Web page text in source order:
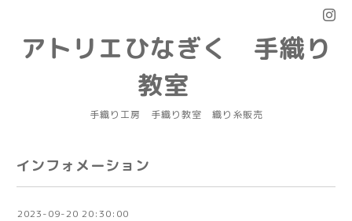
アトリエひなぎく 手織り
教室
手織り工房 手織り教室 織り糸販売
インフォメーション
2023-09-20 20:30:00